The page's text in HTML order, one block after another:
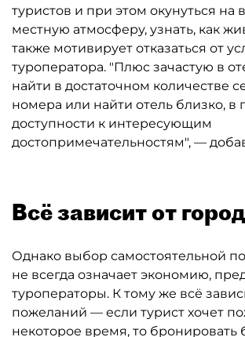
туристов и при этом окунуться на
местную атмосферу, узнать, как
также мотивирует отказаться от
туроператора. "Плюс зачастую в
найти в достаточном количестве
номера или найти отель близко, в
доступности к интересующим
достопримечательностям", —
Всё зависит от
Однако выбор самостоятельной
не всегда означает экономию,
туроператоры. К тому же всё
пожеланий — если турист хочет
некоторое время, то бронировать